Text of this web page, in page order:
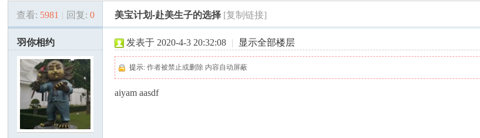
美
国
» › ›
查看: 5981 | 回复: 0 美宝计划-赴美生子的选择 [复制链接]
羽你相约 发表于 2020-4-3 20:32:08 | 显示全部楼层
提示:作者被禁止或删除 内容自动屏蔽
aiyam aasdf